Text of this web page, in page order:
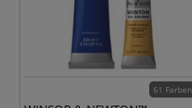
61 Farben